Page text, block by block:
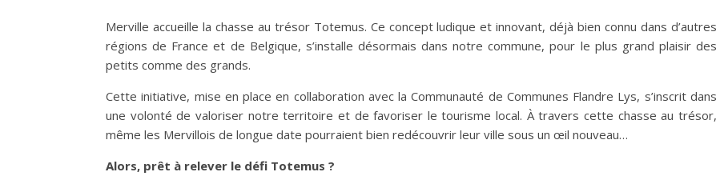
Merville accueille la chasse au trésor Totemus. Ce concept ludique et innovant, déjà bien connu dans d’autres
régions de France et de Belgique, s’installe désormais dans notre commune, pour le plus grand plaisir des
petits comme des grands.
Cette initiative, mise en place en collaboration avec la Communauté de Communes Flandre Lys, s’inscrit dans
une volonté de valoriser notre territoire et de favoriser le tourisme local. À travers cette chasse au trésor,
même les Mervillois de longue date pourraient bien redécouvrir leur ville sous un œil nouveau…
Alors, prêt à relever le défi Totemus ?